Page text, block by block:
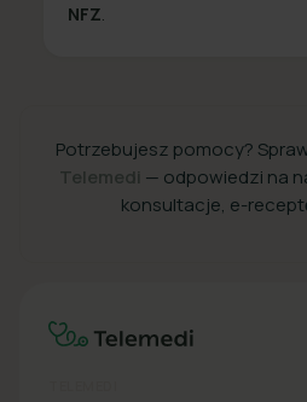
NFZ
Potrzebujesz pomocy?
Telemedi — odpowiedzi na
konsultacje, e-